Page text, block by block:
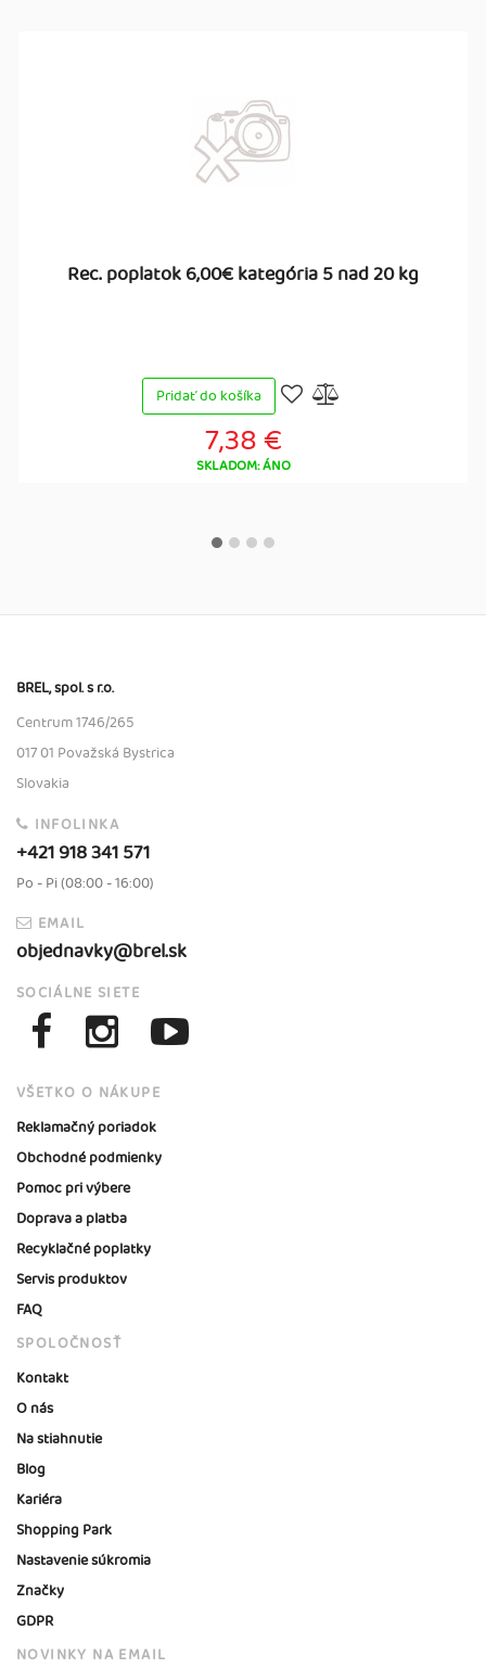
Rec. poplatok 6,00€ kategória 5 nad 20 kg
Pridať do košíka
7,38 €
SKLADOM: ÁNO
BREL, spol. s r.o.
Centrum 1746/265
017 01 Považská Bystrica
Slovakia
INFOLINKA
+421 918 341 571
Po - Pi (08:00 - 16:00)
EMAIL
objednavky@brel.sk
SOCIÁLNE SIETE
VŠETKO O NÁKUPE
Reklamačný poriadok
Obchodné podmienky
Pomoc pri výbere
Doprava a platba
Recyklačné poplatky
Servis produktov
FAQ
SPOLOČNOSŤ
Kontakt
O nás
Na stiahnutie
Blog
Kariéra
Shopping Park
Nastavenie súkromia
Značky
GDPR
NOVINKY NA EMAIL